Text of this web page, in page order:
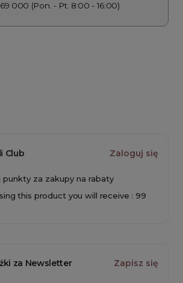
000 (Pon. - Pt. 8:00 - 16:00)
Club Zaloguj się
punkty za zakupy na rabaty
this product you will receive : 99
za Newsletter Zapisz się